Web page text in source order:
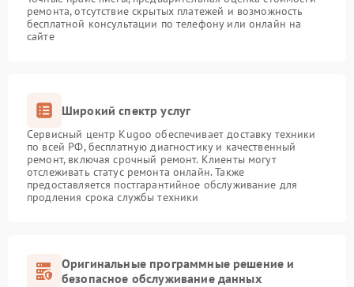
ремонта, отсутствие скрытых платежей и возможность
бесплатной консультации по телефону или онлайн на
сайте
Широкий спектр услуг
Сервисный центр Kugoo обеспечивает доставку техники
по всей РФ, бесплатную диагностику и качественный
ремонт, включая срочный ремонт. Клиенты могут
отслеживать статус ремонта онлайн. Также
предоставляется постгарантийное обслуживание для
продления срока службы техники
Оригинальные программные решение и
безопасное обслуживание данных